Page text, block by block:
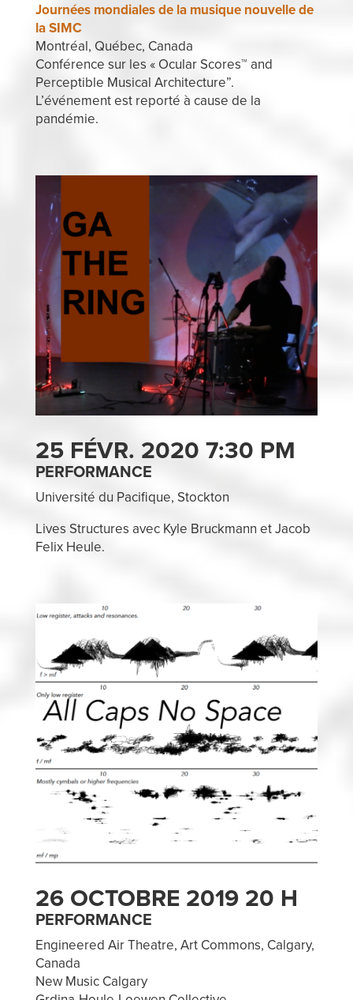
Journées mondiales de la musique nouvelle de
la SIMC
Montréal, Québec, Canada
Conférence sur les « Ocular Scores™ and
Perceptible Musical Architecture”.
L’événement est reporté à cause de la
pandémie.
25 FÉVR. 2020 7:30 PM
PERFORMANCE
Université du Pacifique, Stockton
Lives Structures avec Kyle Bruckmann et Jacob
Felix Heule.
26 OCTOBRE 2019 20 H
PERFORMANCE
Engineered Air Theatre, Art Commons, Calgary,
Canada
New Music Calgary